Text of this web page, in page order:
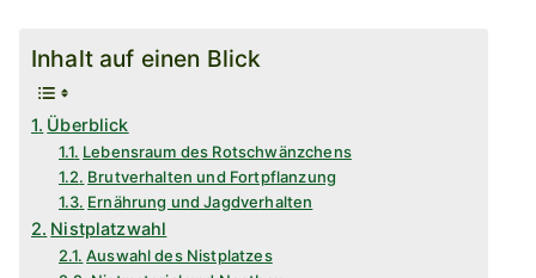
Inhalt auf einen Blick
Überblick
Lebensraum des Rotschwänzchens
Brutverhalten und Fortpflanzung
Ernährung und Jagdverhalten
Nistplatzwahl
Auswahl des Nistplatzes